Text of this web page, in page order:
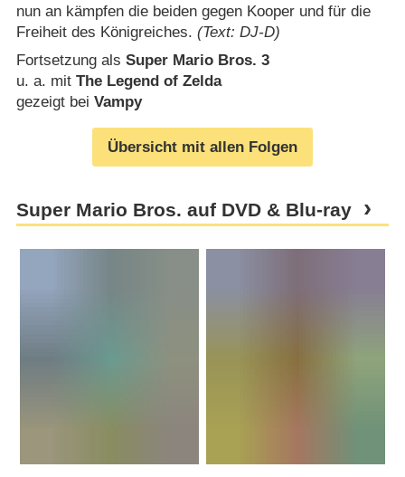
nun an kämpfen die beiden gegen Kooper und für die
Freiheit des Königreiches. (Text: DJ-D)
Fortsetzung als Super Mario Bros. 3
u. a. mit The Legend of Zelda
gezeigt bei Vampy
Übersicht mit allen Folgen
Super Mario Bros. auf DVD & Blu-ray